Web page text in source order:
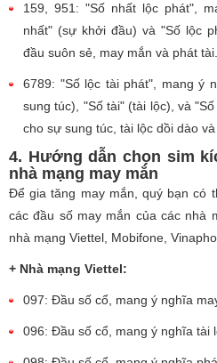
159, 951: "Số nhất lộc phát",
nhất" (sự khởi đầu) và "Số lộc
đầu suôn sẻ, may mắn và phát tài.
6789: "Số lộc tài phát", mang ý
sung túc), "Số tài" (tài lộc), và
cho sự sung túc, tài lộc dồi dào và
4. Hướng dẫn chọn sim
nhà mạng may mắn
Để gia tăng may mắn, quý bạn có
các đầu số may mắn của các nhà
nhà mạng Viettel, Mobifone,
+ Nhà mạng Viettel:
097: Đầu số cổ, mang ý nghĩa
096: Đầu số cổ, mang ý nghĩa tài